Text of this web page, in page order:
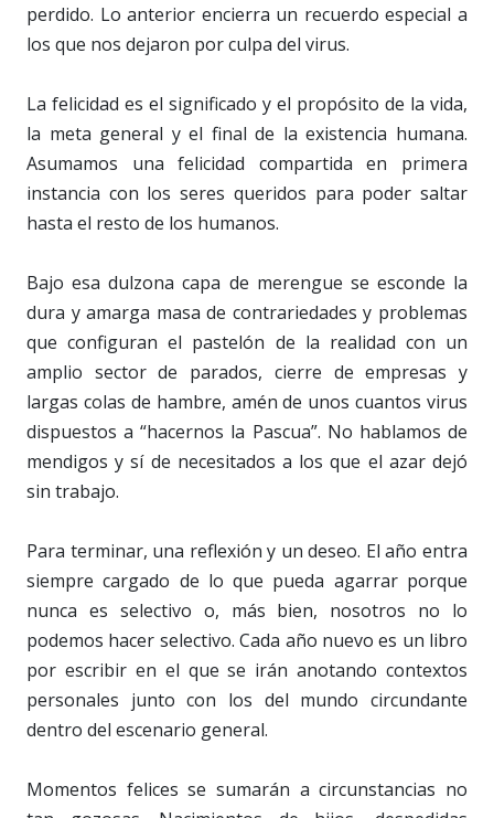
perdido. Lo anterior encierra un recuerdo especial a
los que nos dejaron por culpa del virus.
La felicidad es el significado y el propósito de la vida,
la meta general y el final de la existencia humana.
Asumamos una felicidad compartida en primera
instancia con los seres queridos para poder saltar
hasta el resto de los humanos.
Bajo esa dulzona capa de merengue se esconde la
dura y amarga masa de contrariedades y problemas
que configuran el pastelón de la realidad con un
amplio sector de parados, cierre de empresas y
largas colas de hambre, amén de unos cuantos virus
dispuestos a “hacernos la Pascua”. No hablamos de
mendigos y sí de necesitados a los que el azar dejó
sin trabajo.
Para terminar, una reflexión y un deseo. El año entra
siempre cargado de lo que pueda agarrar porque
nunca es selectivo o, más bien, nosotros no lo
podemos hacer selectivo. Cada año nuevo es un libro
por escribir en el que se irán anotando contextos
personales junto con los del mundo circundante
dentro del escenario general.
Momentos felices se sumarán a circunstancias no